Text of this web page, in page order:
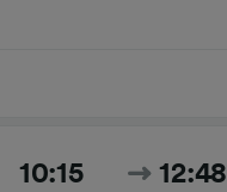
10:15 12:48